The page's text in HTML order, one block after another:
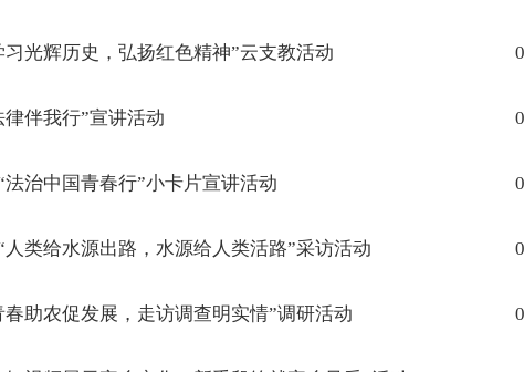
光辉历史，弘扬红色精神”云支教活动
伴我行”宣讲活动
治中国青春行”小卡片宣讲活动
类给水源出路，水源给人类活路”采访活动
助农促发展，走访调查明实情”调研活动